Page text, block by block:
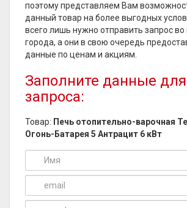
поэтому представляем Вам
данный товар на более выгодных
всего лишь нужно отправить запрос
города, а они в свою очередь
данные по ценам и акциям.
Заполните данные для
запроса:
Товар: Печь отопительно-варочная
Огонь-Батарея 5 Антрацит 6 кВт